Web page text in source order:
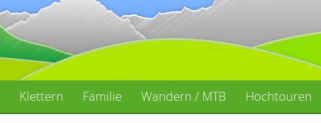
Klettern Familie Wandern / MTB Hochtouren